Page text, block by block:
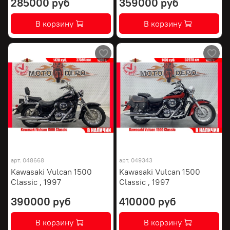
В корзину В корзину
арт. 048668
Kawasaki Vulcan 1500
Classic , 1997
390000 руб
В корзину
арт. 049343
Kawasaki Vulcan 1500
Classic , 1997
410000 руб
В корзину